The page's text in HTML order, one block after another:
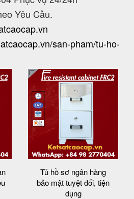
Yêu Cầu.
san-pham/tu-ho-
Tủ hồ sơ ngân hàng
bảo mật tuyệt đối, tiện
dụng